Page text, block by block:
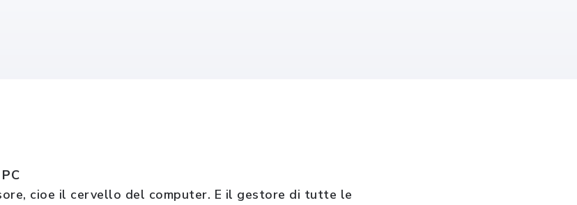
cioe il cervello del computer. E il gestore di tutte le